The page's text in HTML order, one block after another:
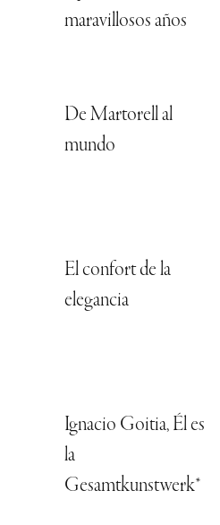
maravillosos años
De Martorell al
mundo
El confort de la
elegancia
Ignacio Goitia, Él es
la
Gesamtkunstwerk*